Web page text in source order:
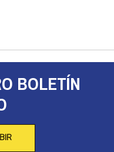
BOLETÍN